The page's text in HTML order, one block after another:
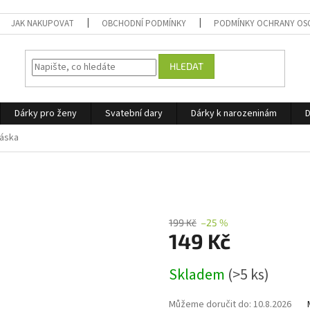
JAK NAKUPOVAT OBCHODNÍ PODMÍNKY PODMÍNKY OCHRANY
HLEDAT
Dárky pro ženy Svatební dary Dárky k narozeninám
199 Kč –25 %
149 Kč
cena:
Skladem (>5 ks)
Můžeme doručit do: 10.8.2026